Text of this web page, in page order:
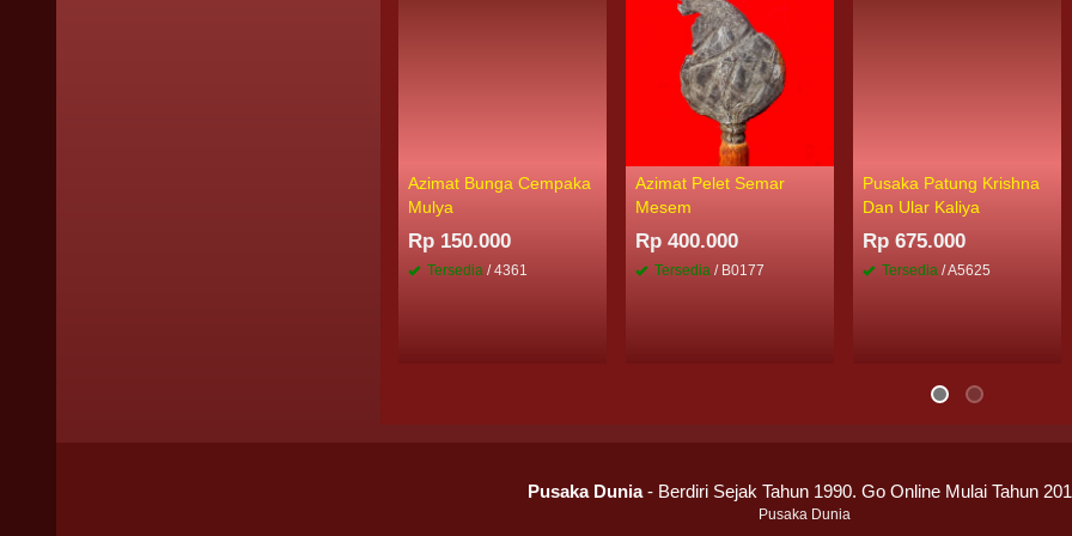
Azimat Bunga Cempaka
Mulya
Rp 150.000
Tersedia / 4361
Azimat Pelet Semar
Mesem
Rp 400.000
Tersedia / B0177
Pusaka Patung Krishna
Dan Ular Kaliya
Rp 675.000
Tersedia / A5625
Pusaka Dunia- Berdiri Sejak Tahun 1990. Go Online Mulai Tahun
Pusaka Dunia